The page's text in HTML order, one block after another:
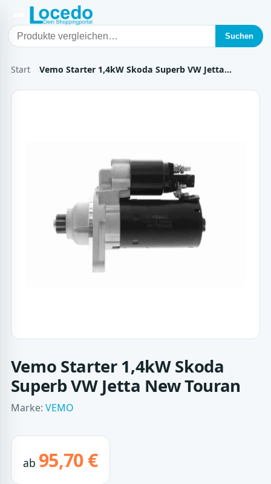
Suchen
Start Vemo Starter 1,4kW Skoda Superb VW Jetta…
Vemo Starter 1,4kW Skoda
Superb VW Jetta New Touran
Marke: VEMO
ab 95,70 €